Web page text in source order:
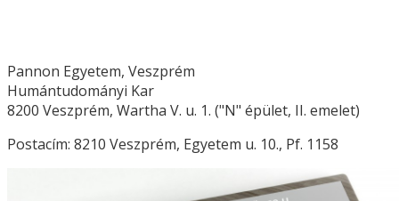
Pannon Egyetem, Veszprém
Humántudományi Kar
8200 Veszprém, Wartha V. u. 1. ("N" épület, II. emelet)
Postacím: 8210 Veszprém, Egyetem u. 10., Pf. 1158